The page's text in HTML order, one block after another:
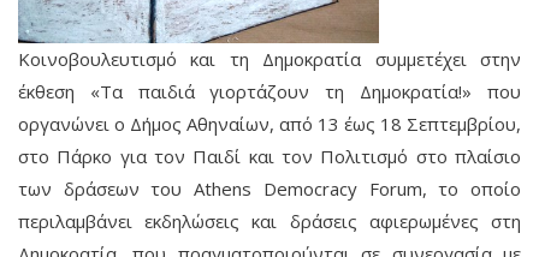
Κοινοβουλευτισμό και τη Δημοκρατία συμμετέχει στην
έκθεση «Τα παιδιά γιορτάζουν τη Δημοκρατία!» που
οργανώνει ο Δήμος Αθηναίων, από 13 έως 18 Σεπτεμβρίου,
στο Πάρκο για τον Παιδί και τον Πολιτισμό στο πλαίσιο
των δράσεων του Athens Democracy Forum, το οποίο
περιλαμβάνει εκδηλώσεις και δράσεις αφιερωμένες στη